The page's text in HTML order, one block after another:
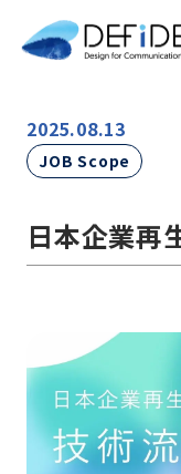
2025.08.13
JOB Scope
日本企業再